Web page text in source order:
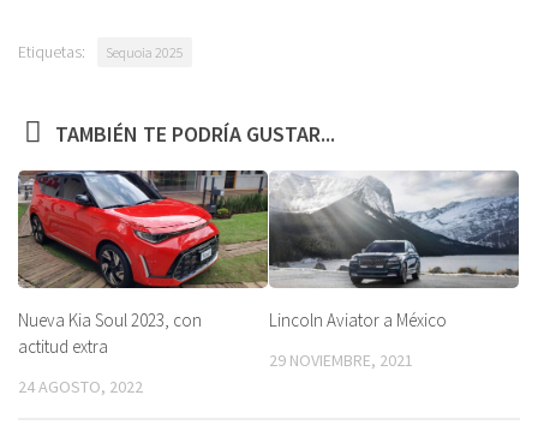
Etiquetas: Sequoia 2025
TAMBIÉN TE PODRÍA GUSTAR...
Nueva Kia Soul 2023, con
actitud extra
24 AGOSTO, 2022
Lincoln Aviator a México
29 NOVIEMBRE, 2021